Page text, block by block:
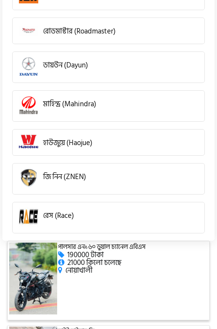
রোডমাস্টার (Roadmaster)
ডায়উন (Dayun)
মাহিন্দ্র (Mahindra)
হাউজুয়ে (Haojue)
জি নিন (ZNEN)
রেস (Race)
কিওয়ে (KeeWay)
পেগাসাস (Pagasus)
পালসার এন১৬০ ডুয়াল চ্যানেল এবিএস
190000 টাকা
21000 কিলো চলেছে
নোয়াখালী